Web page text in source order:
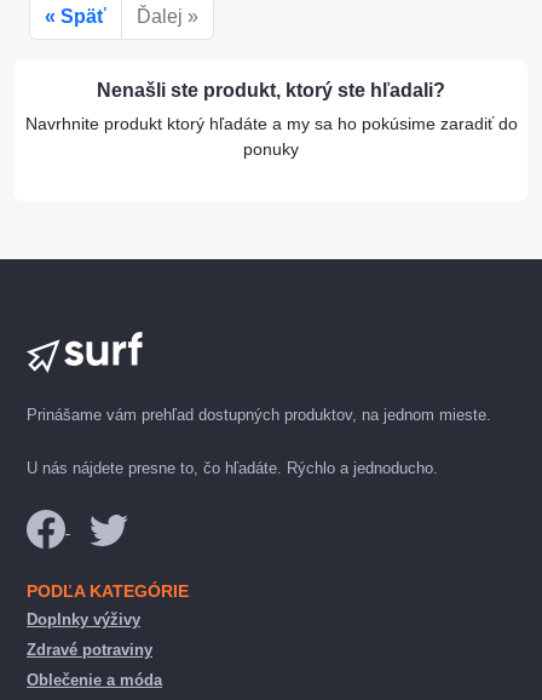
« Späť Ďalej »
Nenašli ste produkt, ktorý ste hľadali?
Navrhnite produkt ktorý hľadáte a my sa ho pokúsime zaradiť do
ponuky
Prinášame vám prehľad dostupných produktov, na jednom mieste.
U nás nájdete presne to, čo hľadáte. Rýchlo a jednoducho.
PODĽA KATEGÓRIE
Doplnky výživy
Zdravé potraviny
Oblečenie a móda